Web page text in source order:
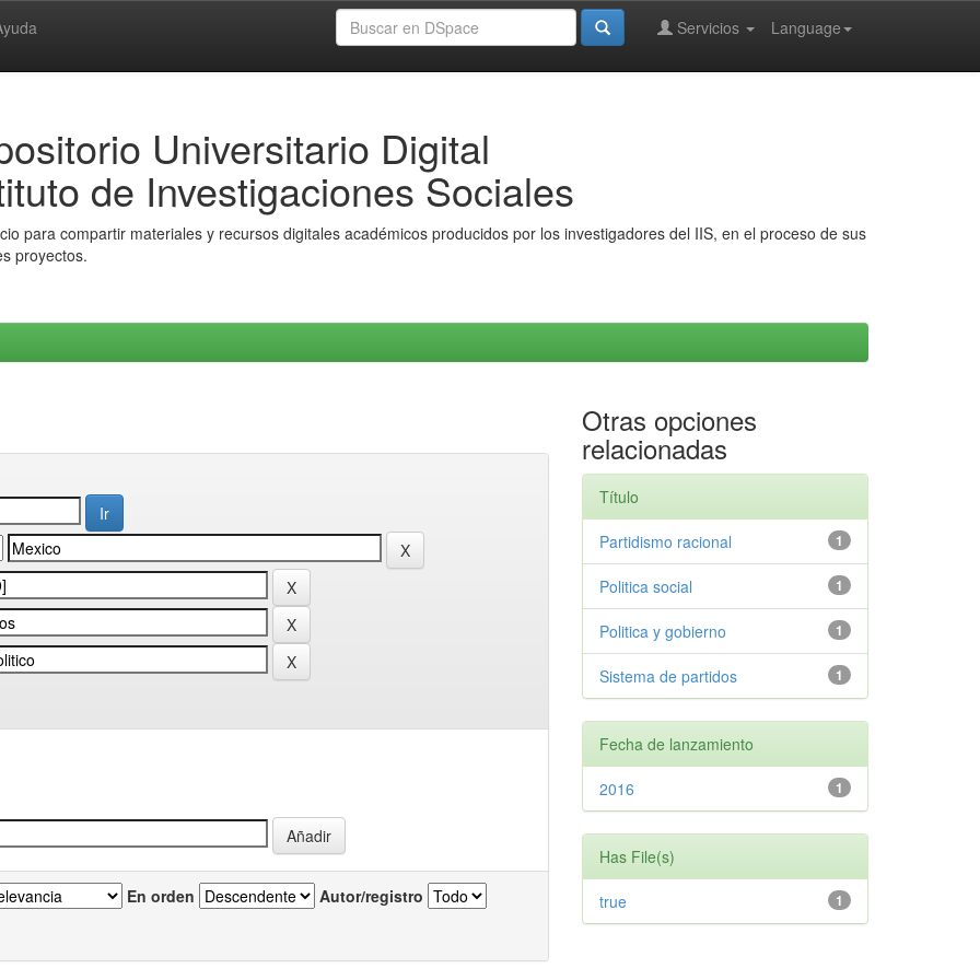
Language
Servicios
Universitario Digital
de Investigaciones Sociales
para compartir materiales y recursos digitales académicos producidos por los investigadores del IIS, en el proceso de sus
proyectos.
En orden Autor/registro
Otras opciones
relacionadas
Título
1
Partidismo racional
1
Politica social
1
Politica y gobierno
1
Sistema de partidos
Fecha de lanzamiento
1
2016
Has File(s)
1
true